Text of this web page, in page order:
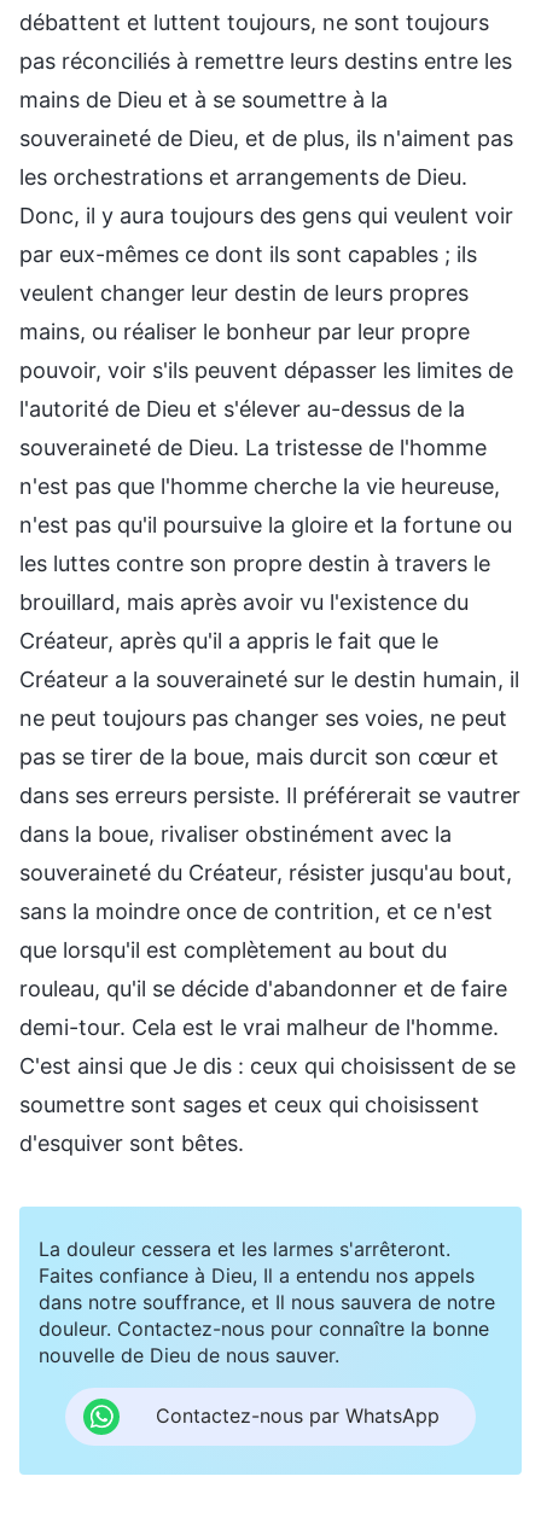
débattent et luttent toujours, ne sont toujours
pas réconciliés à remettre leurs destins entre les
mains de Dieu et à se soumettre à la
souveraineté de Dieu, et de plus, ils n'aiment pas
les orchestrations et arrangements de Dieu.
Donc, il y aura toujours des gens qui veulent voir
par eux-mêmes ce dont ils sont capables ; ils
veulent changer leur destin de leurs propres
mains, ou réaliser le bonheur par leur propre
pouvoir, voir s'ils peuvent dépasser les limites de
l'autorité de Dieu et s'élever au-dessus de la
souveraineté de Dieu. La tristesse de l'homme
n'est pas que l'homme cherche la vie heureuse,
n'est pas qu'il poursuive la gloire et la fortune ou
les luttes contre son propre destin à travers le
brouillard, mais après avoir vu l'existence du
Créateur, après qu'il a appris le fait que le
Créateur a la souveraineté sur le destin humain, il
ne peut toujours pas changer ses voies, ne peut
pas se tirer de la boue, mais durcit son cœur et
dans ses erreurs persiste. Il préférerait se vautrer
dans la boue, rivaliser obstinément avec la
souveraineté du Créateur, résister jusqu'au bout,
sans la moindre once de contrition, et ce n'est
que lorsqu'il est complètement au bout du
rouleau, qu'il se décide d'abandonner et de faire
demi-tour. Cela est le vrai malheur de l'homme.
C'est ainsi que Je dis : ceux qui choisissent de se
soumettre sont sages et ceux qui choisissent
d'esquiver sont bêtes.
La douleur cessera et les larmes s'arrêteront.
Faites confiance à Dieu, Il a entendu nos appels
dans notre souffrance, et Il nous sauvera de notre
douleur. Contactez-nous pour connaître la bonne
nouvelle de Dieu de nous sauver.
Contactez-nous par WhatsApp